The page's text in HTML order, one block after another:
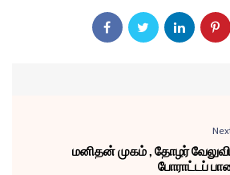
மனிதன் முகம் , தோழர்
போராட்டப்